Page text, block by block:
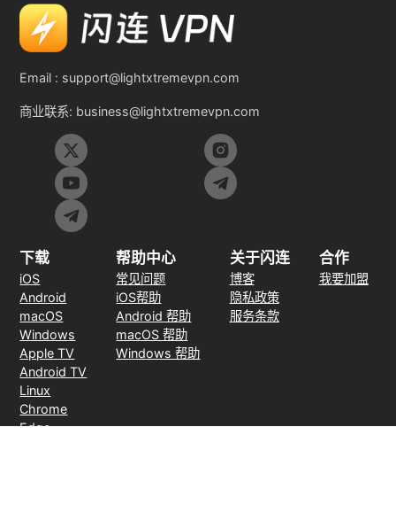
Email : support@lightxtremevpn.com
商业联系: business@lightxtremevpn.com
下载
iOS
Android
macOS
Windows
Apple TV
Android TV
Linux
Chrome
Edge
帮助中心
常见问题
iOS帮助
Android 帮助
macOS 帮助
Windows 帮助
关于闪连
博客
隐私政策
服务条款
合作
我要加盟